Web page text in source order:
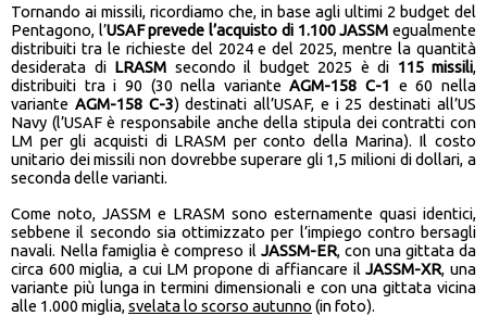
Tornando ai missili, ricordiamo che, in base agli ultimi 2 budget del
Pentagono, l’USAF prevede l’acquisto di 1.100 JASSM egualmente
distribuiti tra le richieste del 2024 e del 2025, mentre la quantità
desiderata di LRASM secondo il budget 2025 è di 115 missili,
distribuiti tra i 90 (30 nella varianteAGM-158 C-1 e 60 nella
variante AGM-158 C-3) destinati all’USAF, e i 25 destinati all’US
Navy (l’USAF è responsabile anche della stipula dei contratti con
LM per gli acquisti di LRASM per conto della Marina). Il costo
unitario dei missili non dovrebbe superare gli 1,5 milioni di dollari, a
seconda delle varianti.
Come noto, JASSM e LRASM sono esternamente quasi identici,
sebbene il secondo sia ottimizzato per l’impiego contro bersagli
navali. Nella famiglia è compreso il JASSM-ER, con una gittata da
circa 600 miglia, a cui LM propone di affiancare ilJASSM-XR, una
variante più lunga in termini dimensionali e con una gittata vicina
alle 1.000 miglia,svelata lo scorso autunno (in foto).